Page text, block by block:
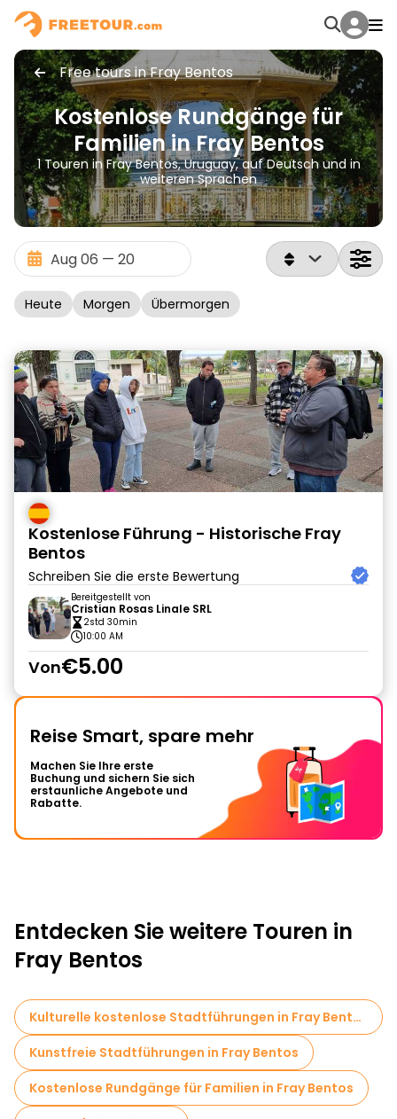
Free tours in Fray Bentos
Kostenlose Rundgänge für
Familien in Fray Bentos
1 Touren in Fray Bentos, Uruguay, auf Deutsch und in
weiteren Sprachen
Heute Morgen Übermorgen
Kostenlose Führung - Historische Fray
Bentos
Schreiben Sie die erste Bewertung
Bereitgestellt von
Cristian Rosas Linale SRL
2std 30min
10:00 AM
Von€5.00
Reise Smart, spare mehr
Machen Sie Ihre erste
Buchung und sichern Sie sich
erstaunliche Angebote und
Rabatte.
Entdecken Sie weitere Touren in
Fray Bentos
Kulturelle kostenlose Stadtführungen in Fray Bentos
Kunstfreie Stadtführungen in Fray Bentos
Kostenlose Rundgänge für Familien in Fray Bentos